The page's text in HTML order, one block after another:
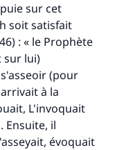
sur cet
soit satisfait
: « le Prophète
sur lui)
(pour
à la
L'invoquait
Ensuite, il
évoquait